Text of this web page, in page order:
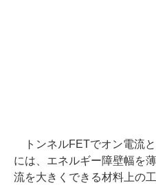
トンネルFETでオン電流
には、エネルギー障壁幅を
流を大きくできる材料上の